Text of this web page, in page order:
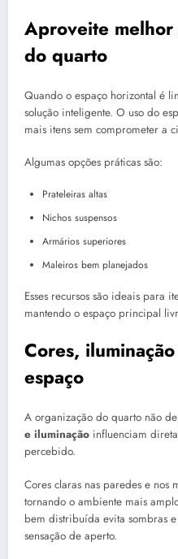
Aproveite
do quarto
Quando o espaço horizontal é
solução inteligente. O uso do
mais itens sem comprometer a
Algumas opções práticas são:
Prateleiras altas
Nichos suspensos
Armários superiores
Maleiros bem planejados
Esses recursos são ideais para
mantendo o espaço principal
Cores,
espaço
A organização do quarto não
e iluminação influenciam
percebido.
Cores claras nas paredes e nos
tornando o ambiente mais
bem distribuída evita sombras
sensação de aperto.